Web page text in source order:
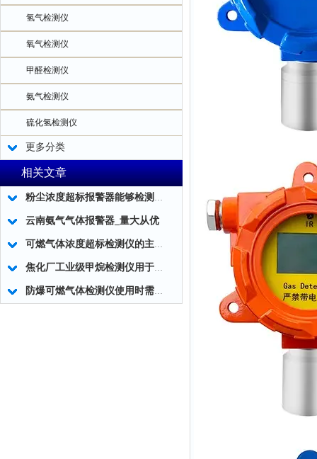
氢气检测仪
氧气检测仪
甲醛检测仪
氨气检测仪
硫化氢检测仪
更多分类
相关文章
粉尘浓度超标报警器能够检测工作环境中粉尘浓度的实时数据
云南氨气气体报警器_量大从优
可燃气体浓度超标检测仪的主要组成部分及使用方法
焦化厂工业级甲烷检测仪用于煤气泄漏检测
防爆可燃气体检测仪使用时需注意的事项